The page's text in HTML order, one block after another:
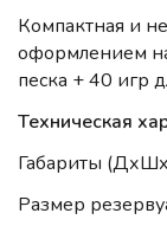
Компактная и
оформлением
песка + 40 игр
Техническая
Габариты
Размер